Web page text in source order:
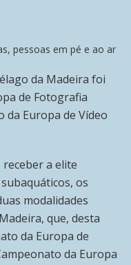
da Madeira foi
de Fotografia
da Europa de Vídeo
a elite
os
modalidades
que, desta
da Europa de
da Europa